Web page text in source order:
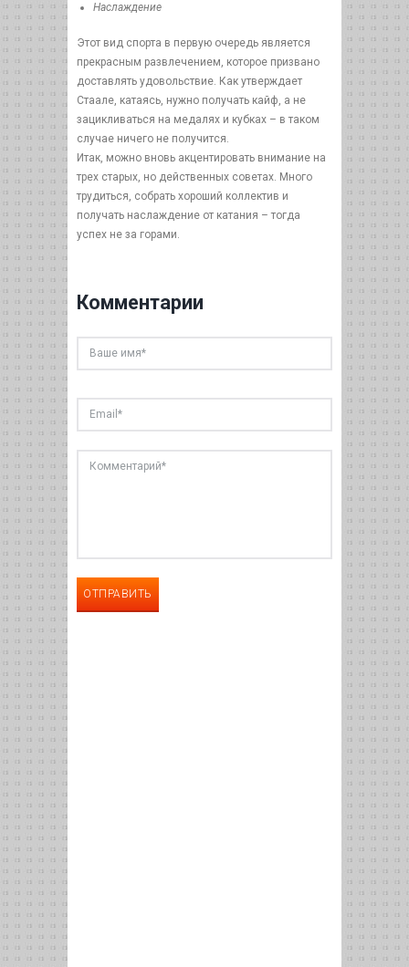
Наслаждение
Этот вид спорта в первую очередь является
прекрасным развлечением, которое призвано
доставлять удовольствие. Как утверждает
Стаале, катаясь, нужно получать кайф, а не
зацикливаться на медалях и кубках – в таком
случае ничего не получится.
Итак, можно вновь акцентировать внимание на
трех старых, но действенных советах. Много
трудиться, собрать хороший коллектив и
получать наслаждение от катания – тогда
успех не за горами.
Комментарии